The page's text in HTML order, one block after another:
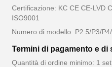
Certificazione: KC CE CE-LVD
ISO9001
Numero di modello: P2.5/P3/
Termini di pagamento e di
Quantità di ordine minimo: 1 set